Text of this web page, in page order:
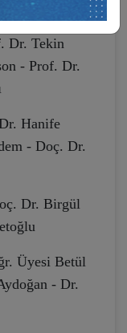
Dr. Tekin
- Prof. Dr.
Hanife
- Doç. Dr.
Dr. Birgül
Üyesi Betül
- Dr.